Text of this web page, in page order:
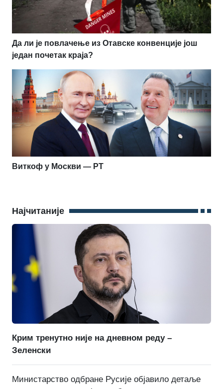
Да ли је повлачење из Отавске конвенције још
један почетак краја?
Виткоф у Москви — РТ
Најчитаније
Крим тренутно није на дневном реду –
Зеленски
Министарство одбране Русије објавило детаље